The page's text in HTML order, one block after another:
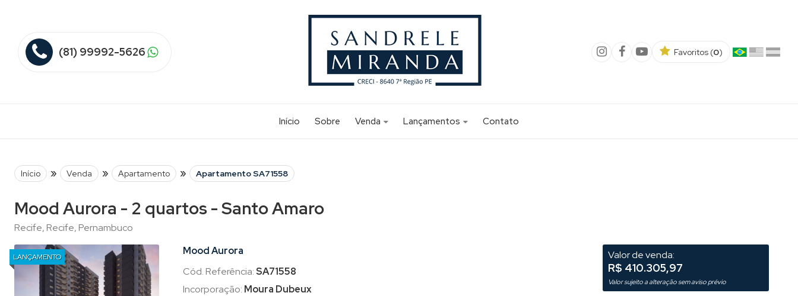
(81) 99992-5626 Favoritos (0)
Início Sobre
Venda
Lançamentos
Contato
Início » Venda » Apartamento » Apartamento SA71558
Mood Aurora - 2 quartos - Santo Amaro
Recife, Recife, Pernambuco
LANÇAMENTO
Mood Aurora
Cód. Referência:SA71558
Incorporação: Moura Dubeux
Valor de venda:
R$ 410.305,97
Valor sujeito a alteração sem aviso prévio